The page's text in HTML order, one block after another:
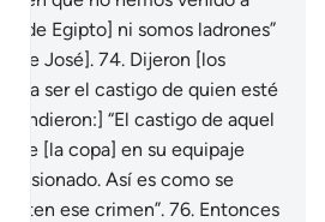
[de Egipto] ni somos ladrones”
de José]. 74. Dijeron [los
ser el castigo de quien esté
“El castigo de aquel
[la copa] en su equipaje
Así es como se
ese crimen”. 76. Entonces